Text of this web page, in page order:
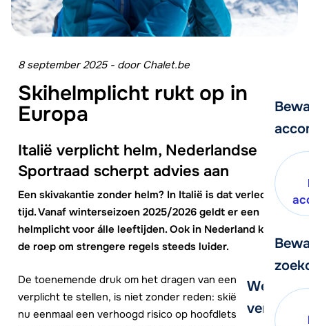
We
verder!
8 september 2025 - doorChalet.be
Skihelmplicht rukt op in
Europa
Italië verplicht helm, Nederlandse
Sportraad scherpt advies aan
Een skivakantie zonder helm? In Italië is dat verleden
tijd. Vanaf winterseizoen 2025/2026 geldt er een
helmplicht voor álle leeftijden. Ook in Nederland klinkt
de roep om strengere regels steeds luider.
De toenemende druk om het dragen van een helm
verplicht te stellen, is niet zonder reden: skiën brengt
nu eenmaal een verhoogd risico op hoofdletsel met zich